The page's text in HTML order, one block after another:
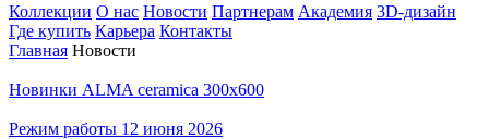
Коллекции О нас Новости Партнерам Академия 3D-дизайн
Где купить Карьера Контакты
Главная Новости
Новинки ALMA ceramica 300x600
Режим работы 12 июня 2026